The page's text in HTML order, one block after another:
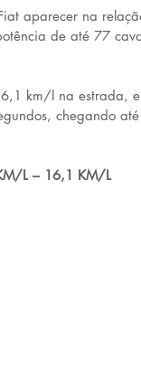
aparecer na
de até 77
km/l na estrada,
chegando
L – 16,1 KM/L